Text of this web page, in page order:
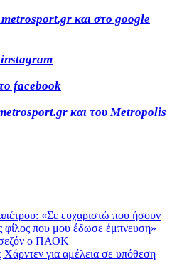
και στο google
instagram
facebook
και του Metropolis
«Σε ευχαριστώ που ήσουν
φίλος που μου έδωσε έμπνευση»
σεζόν ο ΠΑΟΚ
για αμέλεια σε υπόθεση